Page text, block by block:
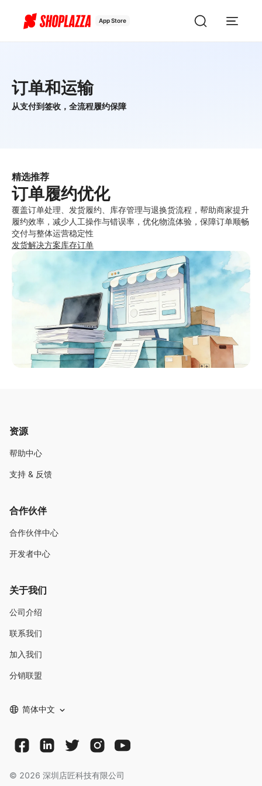
App Store
订单和运输
从支付到签收，全流程履约保障
精选推荐
订单履约优化
覆盖订单处理、发货履约、库存管理与退换货流程，帮助商家提升
履约效率，减少人工操作与错误率，优化物流体验，保障订单顺畅
交付与整体运营稳定性
发货解决方案库存订单
资源
帮助中心
支持 & 反馈
合作伙伴
合作伙伴中心
开发者中心
关于我们
公司介绍
联系我们
加入我们
分销联盟
简体中文
© 2026 深圳店匠科技有限公司